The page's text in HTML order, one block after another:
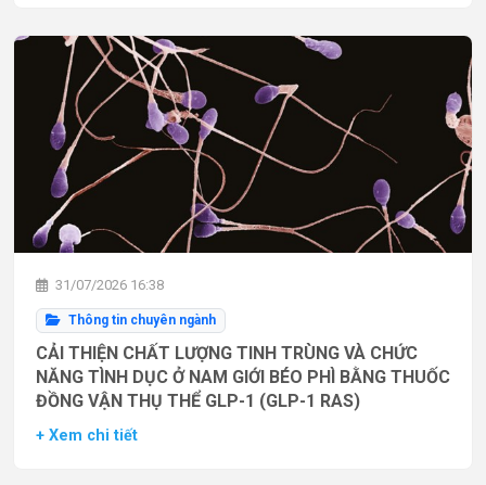
31/07/2026 16:38
Thông tin chuyên ngành
CẢI THIỆN CHẤT LƯỢNG TINH TRÙNG VÀ CHỨC
NĂNG TÌNH DỤC Ở NAM GIỚI BÉO PHÌ BẰNG THUỐC
ĐỒNG VẬN THỤ THỂ GLP-1 (GLP-1 RAS)
+ Xem chi tiết